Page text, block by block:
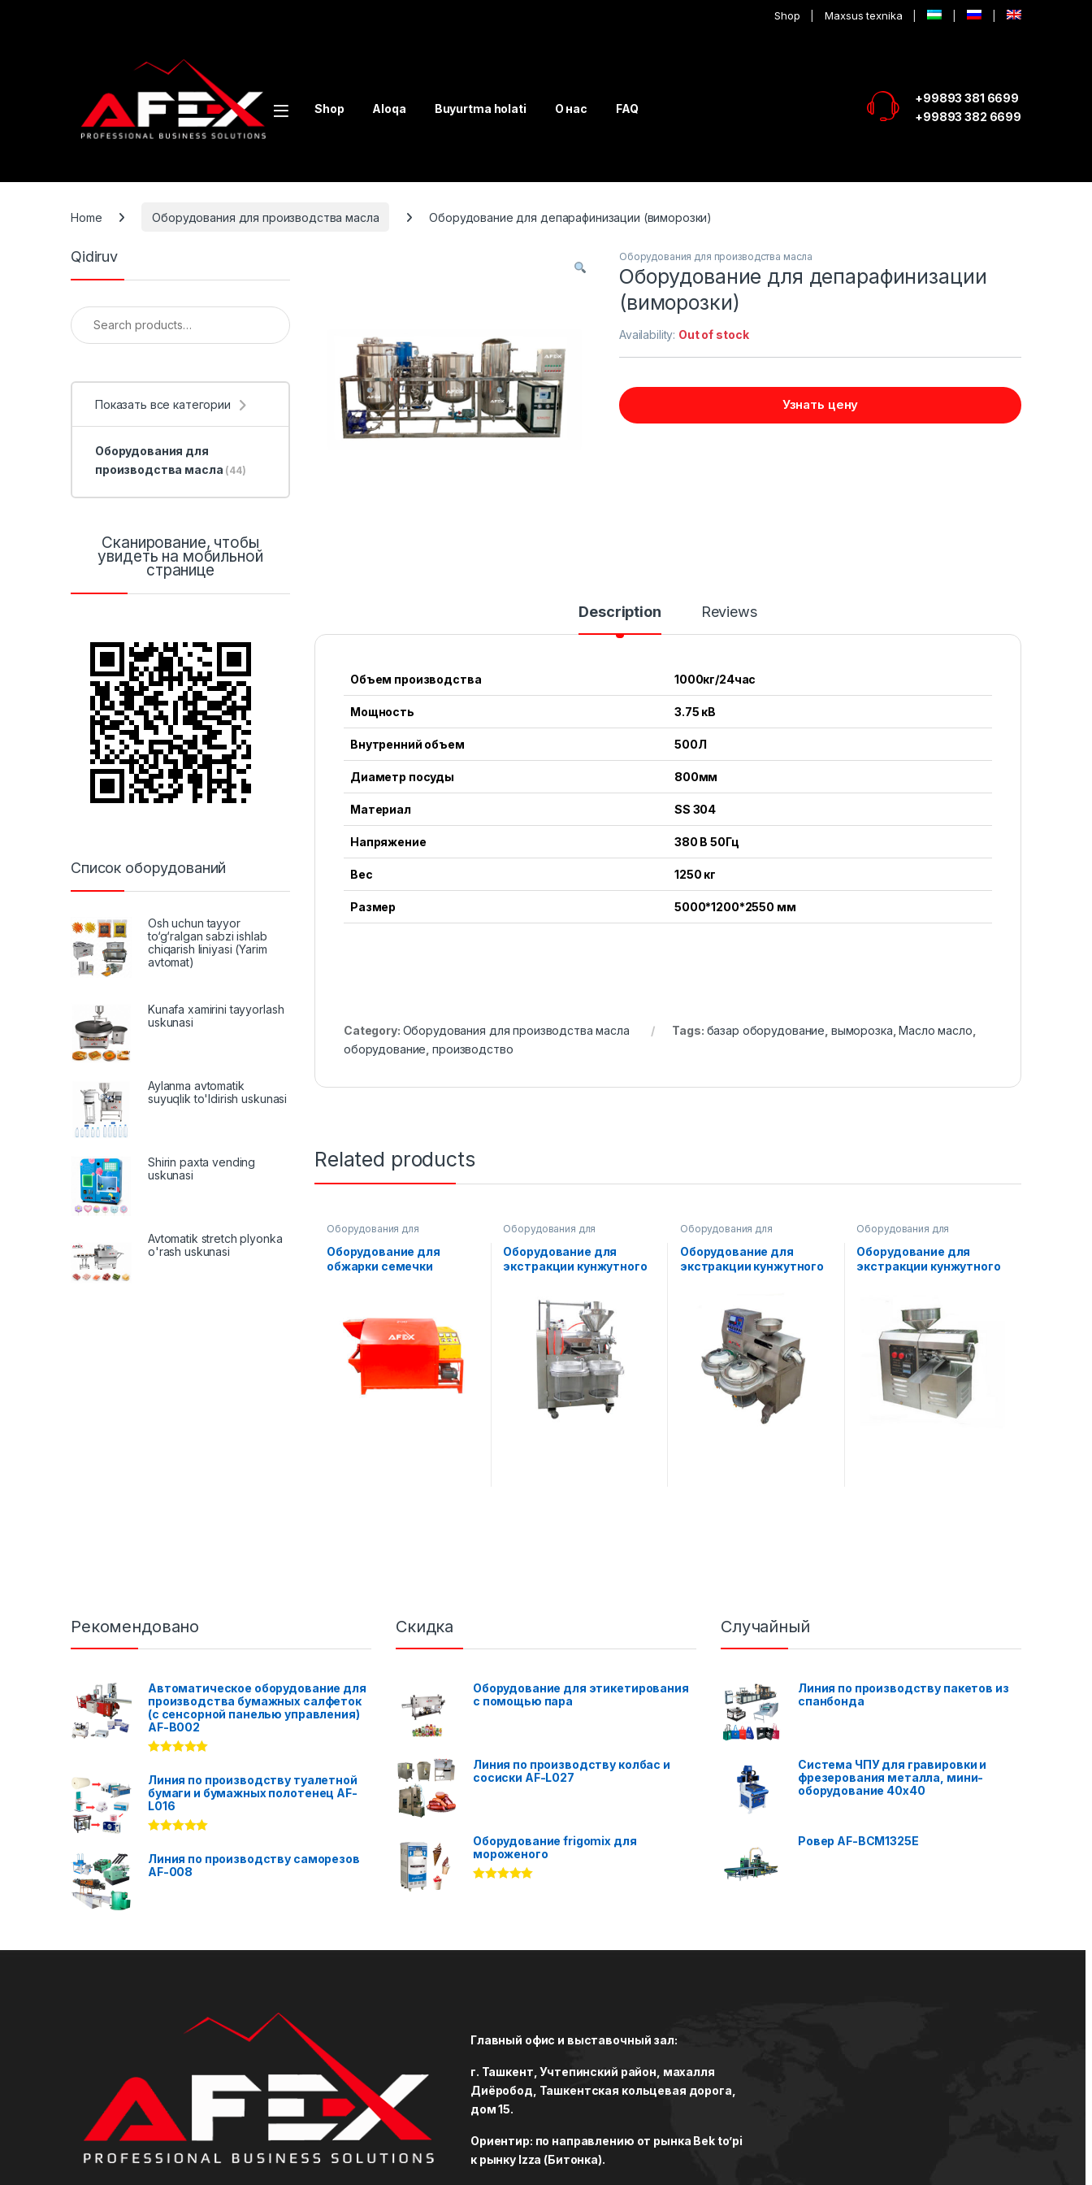
Shop Maxsus texnika
Shop Aloqa Buyurtma holati О нас FAQ
+99893 381 6699
+99893 382 6699
Home Оборудования для производства масла Оборудование для депарафинизации (виморозки)
Оборудования для производства масла
Оборудование для депарафинизации
(виморозки)
Availability: Out of stock
Узнать цену
Description Reviews
Объем производства 1000кг/24час
Мощность 3.75 кВ
Внутренний объем 500Л
Диаметр посуды 800мм
Материал SS 304
Напряжение 380 В 50Гц
Вес 1250 кг
Размер 5000*1200*2550 мм
Category: Оборудования для производства масла Tags: базар оборудование выморозка ,Масло масло
оборудование ,производство
Related products
Оборудования для
производства масла
Оборудование для
обжарки семечки
Оборудования для
производства масла
Оборудование для
экстракции кунжутного
Оборудования для
производства масла
Оборудование для
экстракции кунжутного
фильтр) AF-XD-50-3
Оборудования для
производства масла
Оборудование для
экстракции кунжутного
Qidiruv
Search for:
Показать все категории
Оборудования для
производства масла (44)
Сканирование, чтобы
увидеть на мобильной
странице
Список оборудований
Osh uchun tayyor
to‘g‘ralgan sabzi ishlab
chiqarish liniyasi (Yarim
avtomat)
Kunafa xamirini tayyorlash
uskunasi
Aylanma avtomatik
suyuqlik to'ldirish uskunasi
Shirin paxta vending
uskunasi
Avtomatik stretch plyonka
o'rash uskunasi
Рекомендовано
Автоматическое оборудование для
производства бумажных салфеток
(с сенсорной панелью управления)
AF-B002
out of 5
Линия по производству туалетной
бумаги и бумажных полотенец AF-
L016
out of 5
Линия по производству саморезов
AF-008
Скидка
Оборудование для этикетирования
с помощью пара
Линия по производству колбас и
сосиски AF-L027
Оборудование frigomix для
мороженого
Случайный
Линия по производству пакетов из
спанбонда
Система ЧПУ для гравировки и
фрезерования металла, мини-
оборудование 40x40
Ровер AF-BCM1325E
Главный офис и выставочный зал:
г. Ташкент, Учтепинский район, махалля
Диёробод, Ташкентская кольцевая дорога,
дом 15.
Ориентир: по направлению от рынка Bek to’pi
к рынку Izza (Битонка).